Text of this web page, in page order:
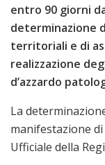
entro 90 giorni
determinazione
territoriali e di
realizzazione
d’azzardo
La
manifestazione
Ufficiale della